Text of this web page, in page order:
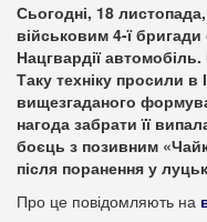
Сьогодні, 18
військовим 4-ї
Нацгвардії
Таку техніку просили в
вищезгаданого
нагода забрати її
боєць з позивним
після поранення у
Про це повідомляють на